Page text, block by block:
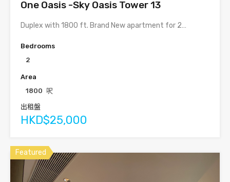
One Oasis -Sky Oasis Tower 13
Duplex with 1800 ft. Brand New apartment for 2…
Bedrooms
2
Area
1800 呎
出租盤
HKD$25,000
Featured